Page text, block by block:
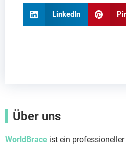
LinkedIn
Über uns
WorldBrace ist ein